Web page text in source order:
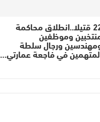
22 قتيلا..انطلاق محاكمة
وموظفين
ورجال سلطة
في فاجعة عمارتي…